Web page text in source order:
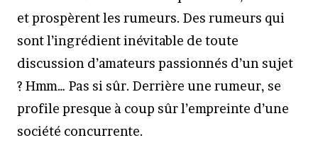
et prospèrent les rumeurs. Des rumeurs qui
sont l’ingrédient inévitable de toute
discussion d’amateurs passionnés d’un sujet
? Hmm… Pas si sûr. Derrière une rumeur, se
profile presque à coup sûr l’empreinte d’une
société concurrente.